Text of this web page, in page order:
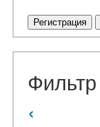
Регистрация
‹